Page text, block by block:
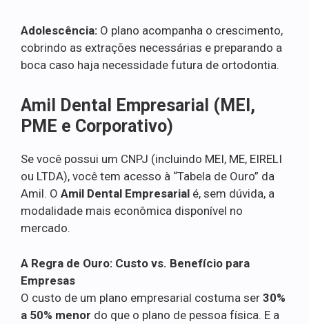
Adolescência: O plano acompanha o crescimento,
cobrindo as extrações necessárias e preparando a
boca caso haja necessidade futura de ortodontia.
Amil Dental Empresarial (MEI,
PME e Corporativo)
Se você possui um CNPJ (incluindo MEI, ME, EIRELI
ou LTDA), você tem acesso à “Tabela de Ouro” da
Amil. O Amil Dental Empresarial é, sem dúvida, a
modalidade mais econômica disponível no
mercado.
A Regra de Ouro: Custo vs. Benefício para
Empresas
O custo de um plano empresarial costuma ser 30%
a 50% menor do que o plano de pessoa física. E a